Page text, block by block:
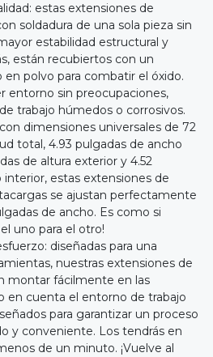
estas extensiones de
soldadura de una sola pieza sin
estabilidad estructural y
están recubiertos con un
en polvo para combatir el óxido.
entorno sin preocupaciones,
trabajo húmedos o corrosivos.
dimensiones universales de 72
total, 4.93 pulgadas de ancho
de altura exterior y 4.52
estas extensiones de
se ajustan perfectamente
de ancho. Es como si
uno para el otro!
diseñadas para una
nuestras extensiones de
montar fácilmente en las
en cuenta el entorno de trabajo
para garantizar un proceso
y conveniente. Los tendrás en
de un minuto. ¡Vuelve al